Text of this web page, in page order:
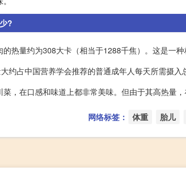
?
热量约为308大卡（相当于1288千焦）。这是一种
约占中国营养学会推荐的普通成年人每天所需摄入
，在口感和味道上都非常美味。但由于其高热量
网络标签： 体重 胎儿